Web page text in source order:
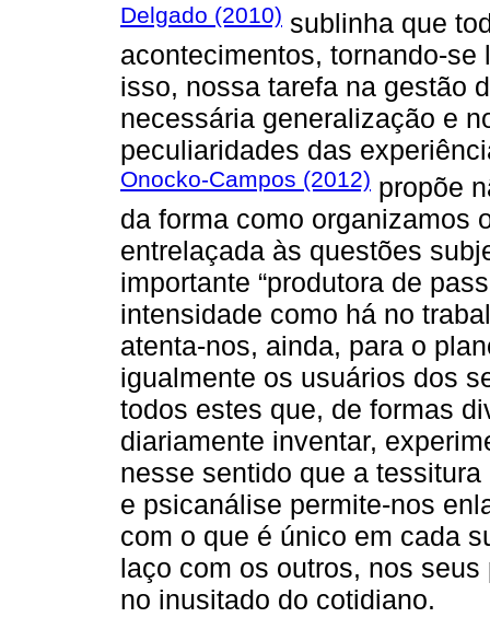
Delgado (2010) sublinha que
acontecimentos, tornando-
isso, nossa tarefa na gestão
necessária generalização e
peculiaridades das
Onocko-Campos (2012) propõe
da forma como organizamos
entrelaçada às questões
importante “produtora de
intensidade como há no
atenta-nos, ainda, para o
igualmente os usuários dos
todos estes que, de formas
diariamente inventar,
nesse sentido que a
e psicanálise permite-nos
com o que é único em cada
laço com os outros, nos
no inusitado do cotidiano.